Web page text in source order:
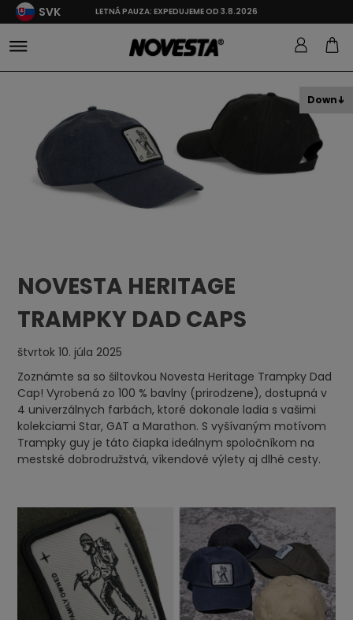
SVK LETNÁ PAUZA: EXPEDUJEME OD 3.8.2026
NOVESTA HERITAGE
TRAMPKY DAD CAPS
štvrtok 10. júla 2025
Zoznámte sa so šiltovkou Novesta Heritage Trampky Dad
Cap! Vyrobená zo 100 % bavlny (prirodzene), dostupná v
4 univerzálnych farbách, ktoré dokonale ladia s vašimi
kolekciami Star, GAT a Marathon. S vyšívaným motívom
Trampky guy je táto čiapka ideálnym spoločníkom na
mestské dobrodružstvá, víkendové výlety aj dlhé cesty.
Down